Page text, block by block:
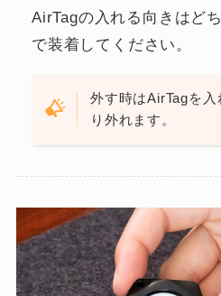
AirTagの入れる向きはど
で装着してください。
外す時はAirTagを
り外れます。